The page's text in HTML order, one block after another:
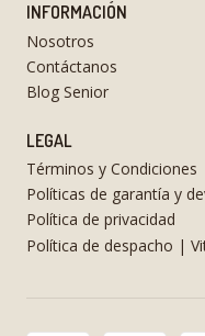
INFORMACIÓN
Nosotros
Contáctanos
Blog Senior
LEGAL
Términos y Condiciones
Políticas de garantía y
Política de privacidad
Política de despacho |